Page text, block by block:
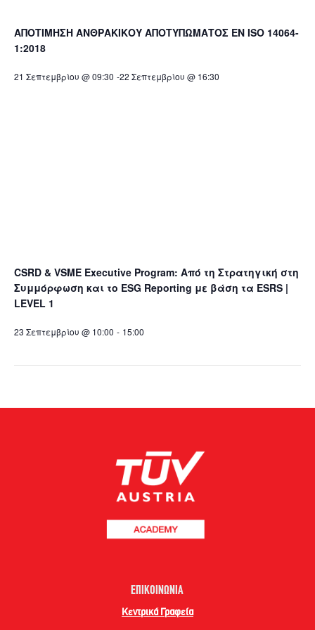
ΑΠΟΤΙΜΗΣΗ ΑΝΘΡΑΚΙΚΟΥ ΑΠΟΤΥΠΩΜΑΤΟΣ EN ISO 14064-
1:2018
21 Σεπτεμβρίου @ 09:30 -22 Σεπτεμβρίου @ 16:30
CSRD & VSME Executive Program: Από τη Στρατηγική στη
Συμμόρφωση και το ESG Reporting με βάση τα ESRS |
LEVEL 1
23 Σεπτεμβρίου @ 10:00 - 15:00
ΕΠΙΚΟΙΝΩΝΙΑ
Κεντρικά Γραφεία